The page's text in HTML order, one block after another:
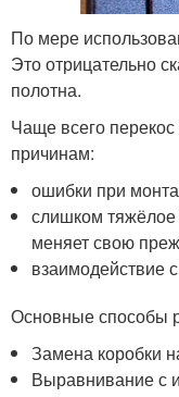
По мере
Это отрицательно
полотна.
Чаще всего перекос
причинам:
ошибки при
слишком тяжёлое
меняет свою
взаимодействие
Основные способы
Замена коробки
Выравнивание с